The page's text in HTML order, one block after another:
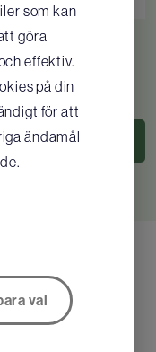
som kan
göra
effektiv.
på din
för att
ändamål
val
Fred
Easyport
1 161SEK
KÖP